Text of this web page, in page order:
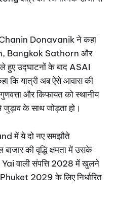
Chanin Donavanik ने कहा
Bangkok Sathorn और
उद्घाटनों के बाद ASAI
कि यात्री अब ऐसे आवास की
और किफायत को स्थानीय
के साथ जोड़ता हो।
में ये दो नए समझौते
की वृद्धि क्षमता में उसके
वाली संपत्ति 2028 में खुलने
2029 के लिए निर्धारित